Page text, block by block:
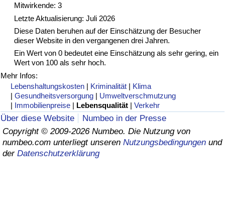
Mitwirkende: 3
Letzte Aktualisierung: Juli 2026
Diese Daten beruhen auf der Einschätzung der Besucher
dieser Website in den vergangenen drei Jahren.
Ein Wert von 0 bedeutet eine Einschätzung als sehr gering, ein
Wert von 100 als sehr hoch.
Mehr Infos:
Lebenshaltungskosten | Kriminalität | Klima
|Gesundheitsversorgung | Umweltverschmutzung
| Immobilienpreise | Lebensqualität |Verkehr
Über diese Website
Numbeo in der Presse
Copyright © 2009-2026 Numbeo. Die Nutzung von
numbeo.com unterliegt unseren Nutzungsbedingungen und
der Datenschutzerklärung
Gesundheitsversorgung
Gesundheitsversorgungs-Index (aktuell)
Gesundheitsversorgungs-Index
Gesundheitsversorgungs-Index nach Land
Umweltverschmutzung
Umweltverschmutzungs-Index (aktuell)